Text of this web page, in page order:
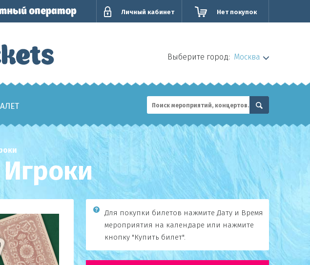
Личный кабинет Нет покупок
Выберите город: Москва
Для покупки билетов нажмите Дату и Время
мероприятия на календаре или нажмите
кнопку "Купить билет".